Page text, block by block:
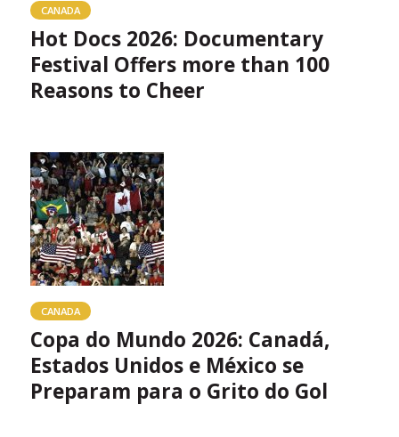
CANADA
Hot Docs 2026: Documentary
Festival Offers more than 100
Reasons to Cheer
CANADA
Copa do Mundo 2026: Canadá,
Estados Unidos e México se
Preparam para o Grito do Gol